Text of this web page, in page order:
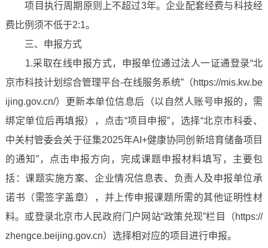
项目执行周期原则上不超过3年。企业配套经费与科技经
费比例须不低于2:1。
三、申报方式
1.采取在线申报方式，申报单位通过法人一证通登录“北
京市科技计划综合管理平台-在线服务系统”（https://mis.kw.be
ijing.gov.cn/）更新本单位信息后（以自然人账号申报的，需
绑定单位后再填报），点击“项目申报”，选择“北京市科委、
中关村管委会关于征集2025年AI+健康协同创新培育储备项目
的通知”，点击申报方向，完成课题申报材料填写，主要包
括：课题实施方案、企业情况信息表、负责人及申报单位承
诺书（需签字盖章），并上传申报课题所需的其他证明性材
料。或登录北京市人民政府门户网站“政策兑现”栏目（https://
zhengce.beijing.gov.cn）选择相对应的项目进行申报。